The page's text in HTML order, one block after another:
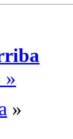
»
»